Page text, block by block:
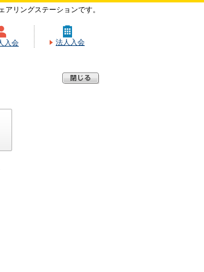
リングステーションです。
入会 法人入会